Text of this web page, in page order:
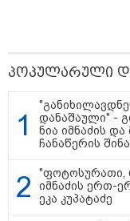
მნიშვნელოვანი
პოპულარული
დანაშაული" -
ნია იმნაძის
ჩანაწერის
"ფოტოსურათი,
იმნაძის ერთ-
ეკა კუპატაძე